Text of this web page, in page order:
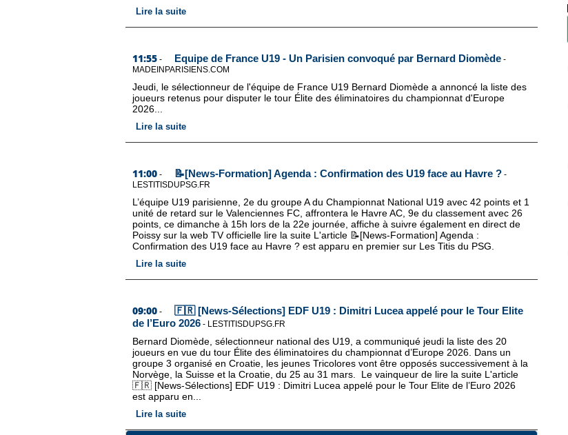
Lire la suite
11:55 - Equipe de France U19 - Un Parisien convoqué par Bernard Diomède -
MADEINPARISIENS.COM
Jeudi, le sélectionneur de l'équipe de France U19 Bernard Diomède a annoncé la liste des
joueurs retenus pour disputer le tour Élite des éliminatoires du championnat d'Europe
2026...
Lire la suite
11:00 - 📝[News-Formation] Agenda : Confirmation des U19 face au Havre ? -
LESTITISDUPSG.FR
L’équipe U19 parisienne, 2e du groupe A du Championnat National U19 avec 42 points et 1
unité de retard sur le Valenciennes FC, affrontera le Havre AC, 9e du classement avec 26
points, ce dimanche à 15h lors de la 22e journée, affiche à suivre également en direct de
Poissy sur la web TV officielle lire la suite L'article 📝[News-Formation] Agenda :
Confirmation des U19 face au Havre ? est apparu en premier sur Les Titis du PSG.
Lire la suite
09:00 -
🇫🇷 [News-Sélections] EDF U19 : Dimitri Lucea appelé pour le Tour Elite
de l’Euro 2026 - LESTITISDUPSG.FR
Bernard Diomède, sélectionneur national des U19, a communiqué jeudi la liste des 20
joueurs en vue du tour Élite des éliminatoires du championnat d’Europe 2026. Dans un
groupe 3 organisé en Croatie, les jeunes Tricolores vont être opposés successivement à la
Norvège, la Suisse et la Croatie, du 25 au 31 mars. Le vainqueur de lire la suite L'article
🇫🇷 [News-Sélections] EDF U19 : Dimitri Lucea appelé pour le Tour Elite de l’Euro 2026
est apparu en...
Lire la suite